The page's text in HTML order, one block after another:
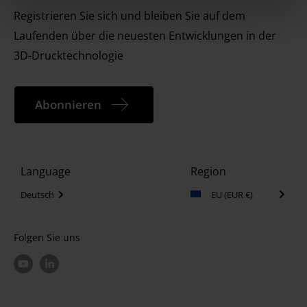
Registrieren Sie sich und bleiben Sie auf dem
Laufenden über die neuesten Entwicklungen in der
3D-Drucktechnologie
Abonnieren
Kunststoffen
Language
Deutsch
Region
EU (EUR €)
Folgen Sie uns